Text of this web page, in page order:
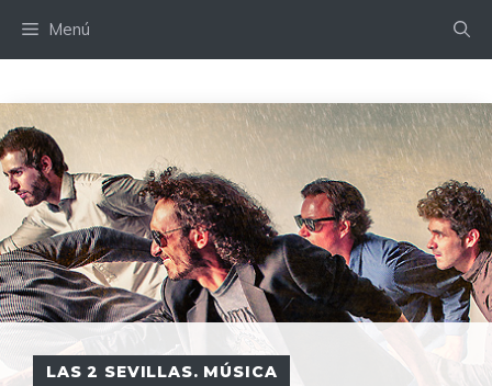
Menú
LAS 2 SEVILLAS. MÚSICA